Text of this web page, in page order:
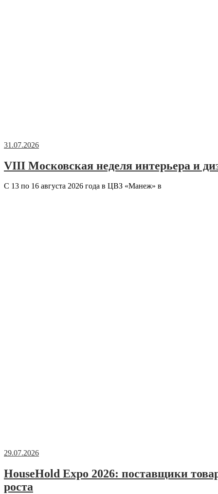
31.07.2026
VIII Московская неделя интерьера и
С 13 по 16 августа 2026 года в ЦВЗ «Манеж» в
29.07.2026
HouseHold Expo 2026: поставщики
роста